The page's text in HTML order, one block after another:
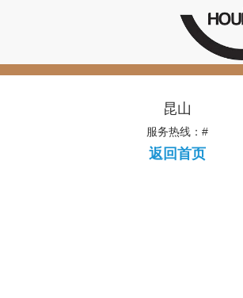
昆山
服务热线：#
返回首页